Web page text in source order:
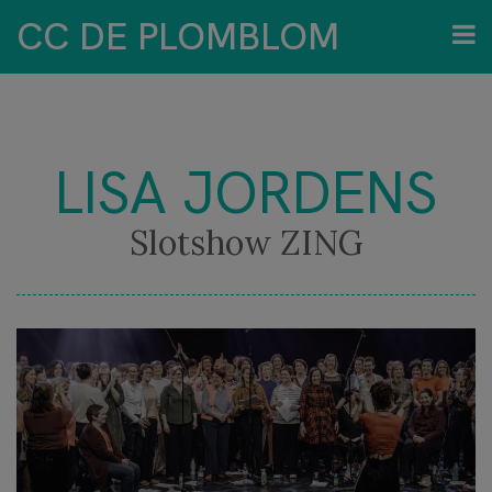
CC DE PLOMBLOM
LISA JORDENS
Slotshow ZING